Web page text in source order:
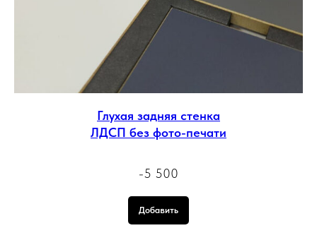
Глухая задняя стенка
ЛДСП без фото-печати
-5 500
Добавить